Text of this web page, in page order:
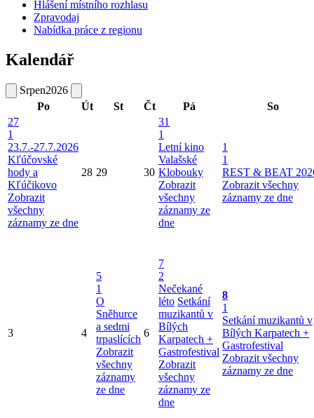
Hlášení místního rozhlasu
Zpravodaj
Nabídka práce z regionu
Kalendář
Srpen2026
Po
Út St Čt Pá
So
27
1
23.7.-27.7.2026
Kľúčovské
hody a
Kľúčikovo
Zobrazit
všechny
záznamy ze dne
28 29 30
31
1
Letní kino
Valašské
Klobouky
Zobrazit
všechny
záznamy ze
dne
1
1
REST & BEAT
Zobrazit všechny
záznamy ze dne
3 4
5
1
O
Sněhurce
a sedmi
trpaslících
Zobrazit
všechny
záznamy
ze dne
6
7
2
Nečekané
léto Setkání
muzikantů v
Bílých
Karpatech +
Gastrofestival
Zobrazit
všechny
záznamy ze
dne
8
1
Setkání muzikantů v
Bílých Karpatech +
Gastrofestival
Zobrazit všechny
záznamy ze dne